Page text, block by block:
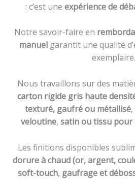
: c’est une expérience de
Notre savoir-faire en
manuel garantit une qualité
exemplaire.
Nous travaillons sur des
carton rigide gris haute
texturé, gaufré ou métallisé,
veloutine, satin ou tissu
Les finitions disponibles
dorure à chaud (or, argent,
soft-touch, gaufrage et